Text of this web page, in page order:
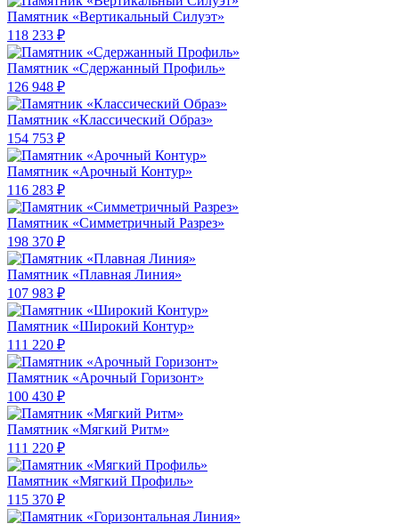
Памятник «Вертикальный Силуэт»
118 233 ₽
Памятник «Сдержанный Профиль»
126 948 ₽
Памятник «Классический Образ»
154 753 ₽
Памятник «Арочный Контур»
116 283 ₽
Памятник «Симметричный Разрез»
198 370 ₽
Памятник «Плавная Линия»
107 983 ₽
Памятник «Широкий Контур»
111 220 ₽
Памятник «Арочный Горизонт»
100 430 ₽
Памятник «Мягкий Ритм»
111 220 ₽
Памятник «Мягкий Профиль»
115 370 ₽